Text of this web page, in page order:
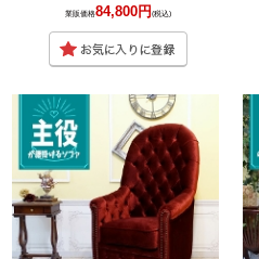
業販価格84,800円(税込)